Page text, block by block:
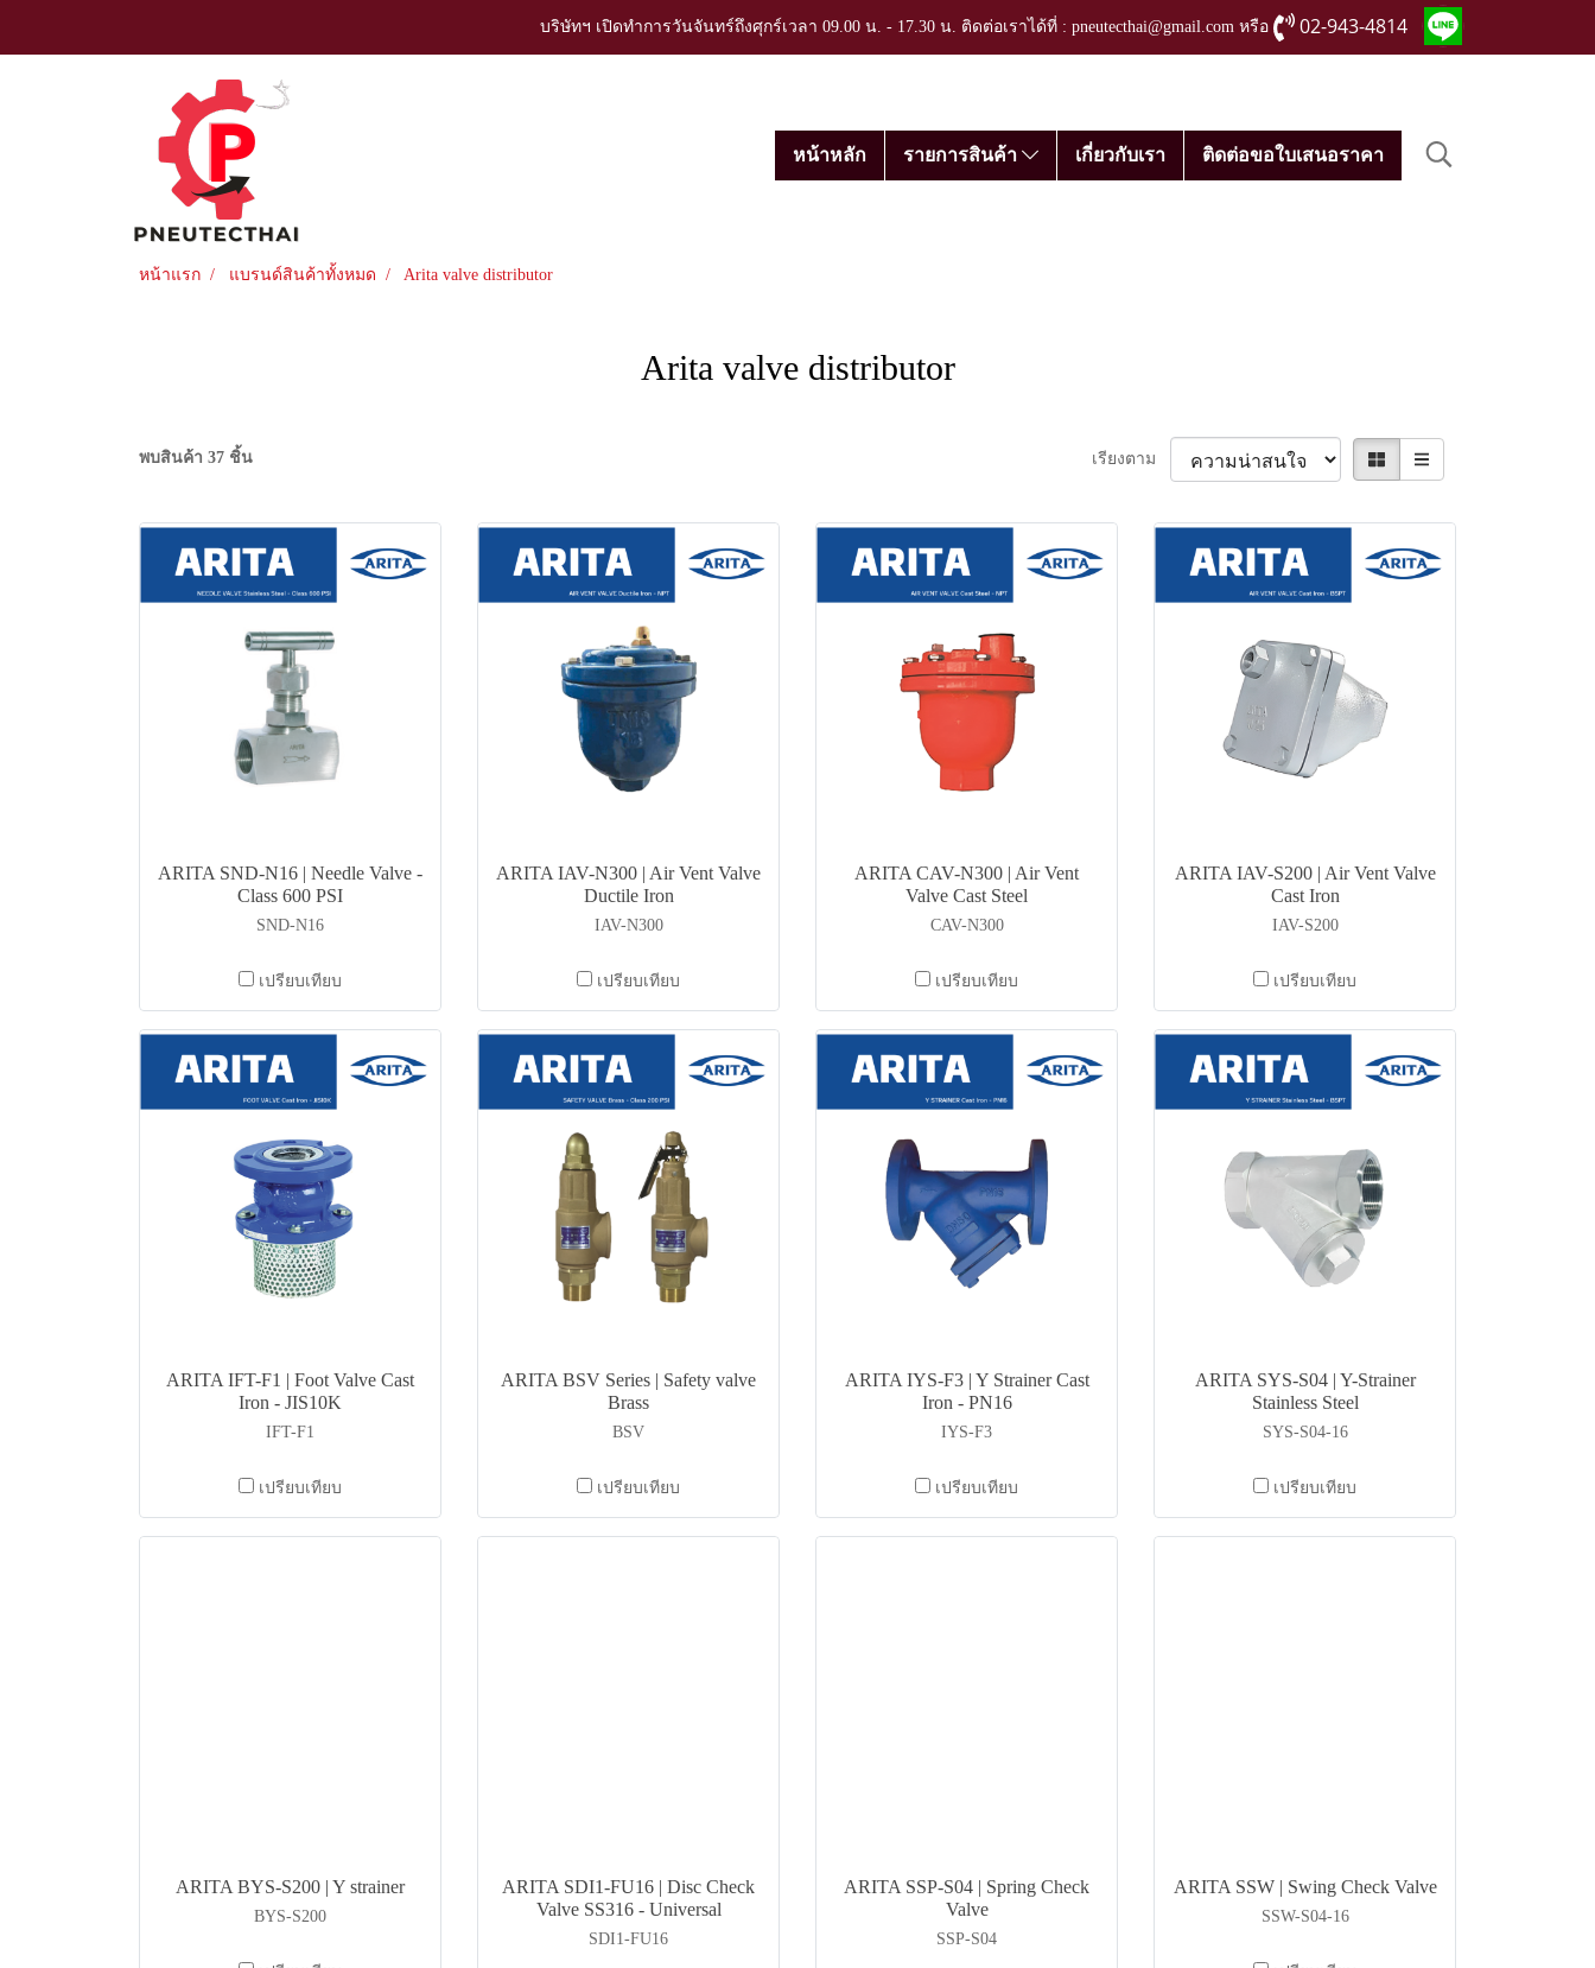
บริษัทฯ เปิดทำการวันจันทร์ถึงศุกร์เวลา 09.00 น. - 17.30 น. ติดต่อเราได้ที่ : pneutecthai@gmail.com หรือ 02-943-4814
หน้าหลัก รายการสินค้า เกี่ยวกับเรา ติดต่อขอใบเสนอราคา
หน้าแรก แบรนด์สินค้าทั้งหมด Arita valve distributor
Arita valve distributor
พบสินค้า 37 ชิ้น เรียงตาม
ARITA SND-N16 | Needle Valve -
Class 600 PSI
SND-N16
เปรียบเทียบ
ARITA IAV-N300 | Air Vent Valve
Ductile Iron
IAV-N300
เปรียบเทียบ
ARITA CAV-N300 | Air Vent
Valve Cast Steel
CAV-N300
เปรียบเทียบ
ARITA IAV-S200 | Air Vent Valve
Cast Iron
IAV-S200
เปรียบเทียบ
ARITA IFT-F1 | Foot Valve Cast
Iron - JIS10K
IFT-F1
เปรียบเทียบ
ARITA BSV Series | Safety valve
Brass
BSV
เปรียบเทียบ
ARITA IYS-F3 | Y Strainer Cast
Iron - PN16
IYS-F3
เปรียบเทียบ
ARITA SYS-S04 | Y-Strainer
Stainless Steel
SYS-S04-16
เปรียบเทียบ
ARITA BYS-S200 | Y strainer
BYS-S200
ARITA SDI1-FU16 | Disc Check
Valve SS316 - Universal
SDI1-FU16
ARITA SSP-S04 | Spring Check
Valve
SSP-S04
ARITA SSW | Swing Check Valve
SSW-S04-16